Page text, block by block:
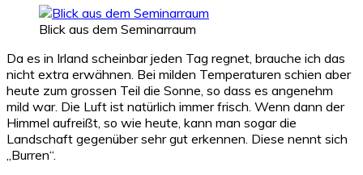
Blick aus dem Seminarraum
Da es in Irland scheinbar jeden Tag regnet, brauche ich das
nicht extra erwähnen. Bei milden Temperaturen schien aber
heute zum grossen Teil die Sonne, so dass es angenehm
mild war. Die Luft ist natürlich immer frisch. Wenn dann der
Himmel aufreißt, so wie heute, kann man sogar die
Landschaft gegenüber sehr gut erkennen. Diese nennt sich
„Burren“.